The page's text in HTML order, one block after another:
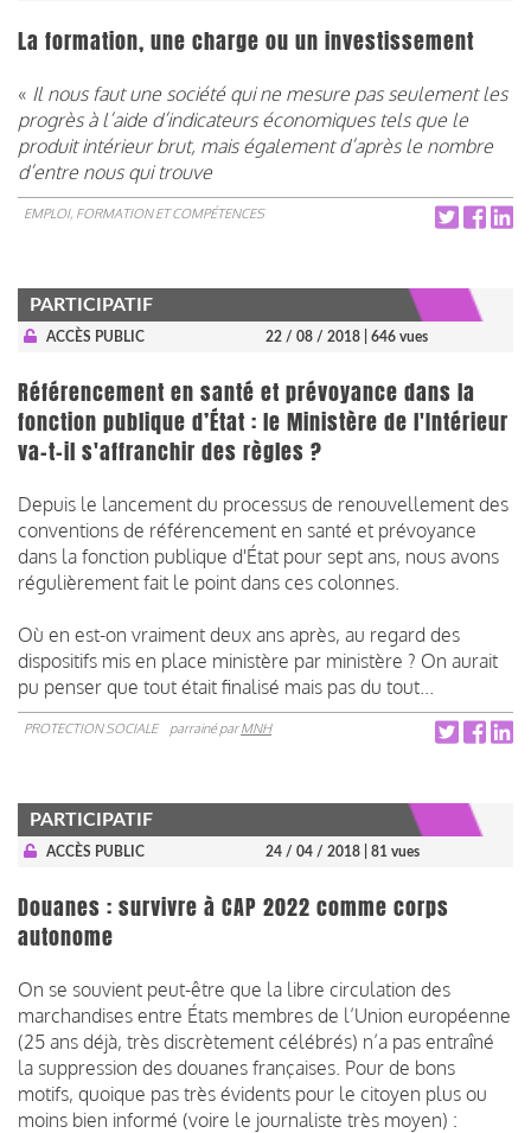
La formation, une charge ou un investissement
« Il nous faut une société qui ne mesure pas seulement les
progrès à l’aide d’indicateurs économiques tels que le
produit intérieur brut, mais également d’après le nombre
d’entre nous qui trouve
EMPLOI, FORMATION ET COMPÉTENCES
PARTICIPATIF
ACCÈS PUBLIC 22 / 08 / 2018 | 646 vues
Référencement en santé et prévoyance dans la
fonction publique d’État : le Ministère de l'Intérieur
va-t-il s'affranchir des règles ?
Depuis le lancement du processus de renouvellement des
conventions de référencement en santé et prévoyance
dans la fonction publique d'État pour sept ans, nous avons
régulièrement fait le point dans ces colonnes.
Où en est-on vraiment deux ans après, au regard des
dispositifs mis en place ministère par ministère ? On aurait
pu penser que tout était finalisé mais pas du tout...
PROTECTION SOCIALE parrainé parMNH
PARTICIPATIF
ACCÈS PUBLIC 24 / 04 / 2018 | 81 vues
Douanes : survivre à CAP 2022 comme corps
autonome
On se souvient peut-être que la libre circulation des
marchandises entre États membres de l’Union européenne
(25 ans déjà, très discrètement célébrés) n’a pas entraîné
la suppression des douanes françaises. Pour de bons
motifs, quoique pas très évidents pour le citoyen plus ou
moins bien informé (voire le journaliste très moyen) :